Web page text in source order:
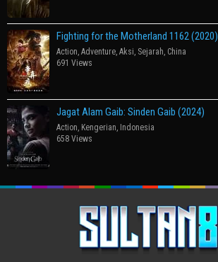
Fighting for the Motherland 1162 (2020)
Action, Adventure, Aksi, Sejarah, China
691 Views
Jagat Alam Gaib: Sinden Gaib (2024)
Action, Kengerian, Indonesia
658 Views